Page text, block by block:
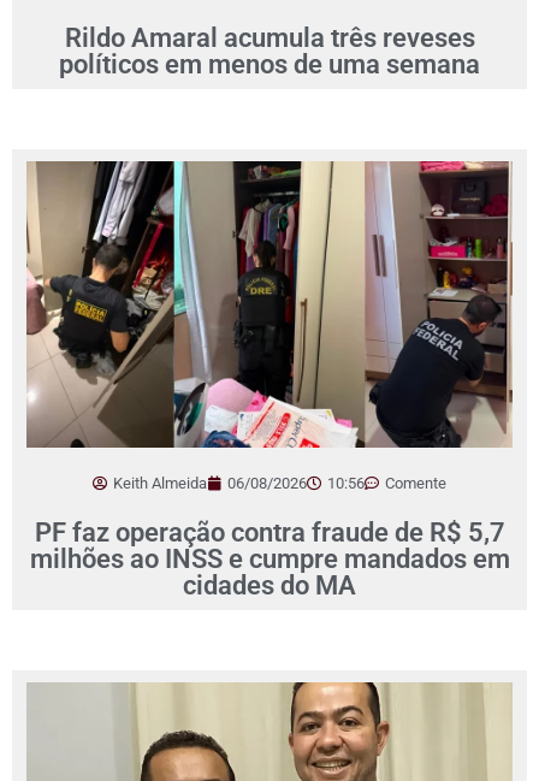
Rildo Amaral acumula três reveses
políticos em menos de uma semana
Keith Almeida 06/08/2026 10:56 Comente
PF faz operação contra fraude de R$ 5,7
milhões ao INSS e cumpre mandados em
cidades do MA